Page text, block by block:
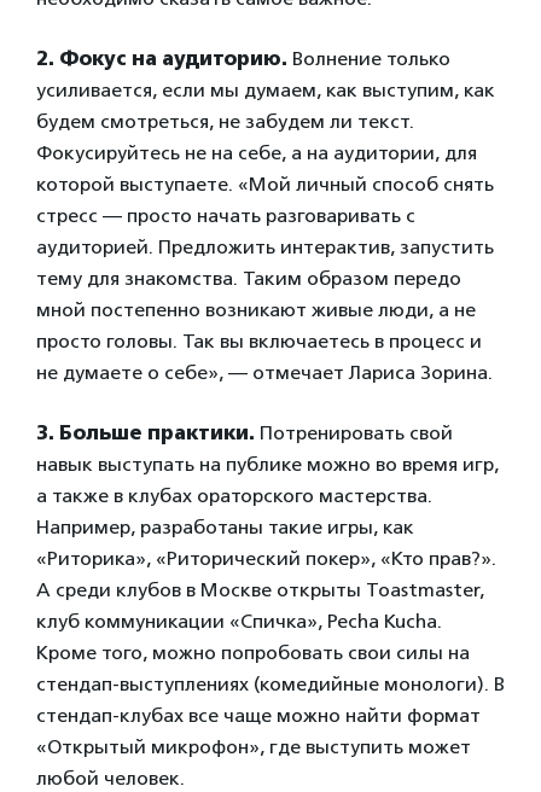
2. Фокус на аудиторию. Волнение только
усиливается, если мы думаем, как выступим, как
будем смотреться, не забудем ли текст.
Фокусируйтесь не на себе, а на аудитории, для
которой выступаете. «Мой личный способ снять
стресс — просто начать разговаривать с
аудиторией. Предложить интерактив, запустить
тему для знакомства. Таким образом передо
мной постепенно возникают живые люди, а не
просто головы. Так вы включаетесь в процесс и
не думаете о себе», — отмечает Лариса Зорина.
3. Больше практики. Потренировать свой
навык выступать на публике можно во время игр,
а также в клубах ораторского мастерства.
Например, разработаны такие игры, как
«Риторика», «Риторический покер», «Кто прав?».
А среди клубов в Москве открыты Toastmaster,
клуб коммуникации «Спичка», Pecha Kucha.
Кроме того, можно попробовать свои силы на
стендап-выступлениях (комедийные монологи). В
стендап-клубах все чаще можно найти формат
«Открытый микрофон», где выступить может
любой человек.